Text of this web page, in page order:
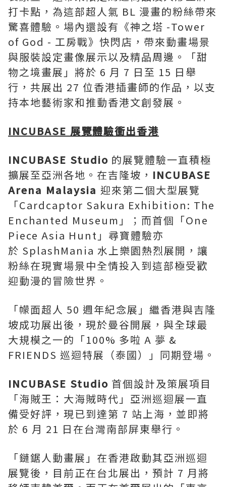
打卡點，為這部超人氣 BL 漫畫的粉絲帶來
驚喜體驗。場內還設有《神之塔 -Tower
of God - 工房戰》快閃店，帶來動畫場景
與服裝設定畫像展示以及精品周邊。「甜
物之境畫展」將於 6 月 7 日至 15 日舉
行，共展出 27 位香港插畫師的作品，以支
持本地藝術家和推動香港文創發展。
INCUBASE 展覽體驗衝出香港
INCUBASE Studio 的展覽體驗一直積極
擴展至亞洲各地。在吉隆坡， INCUBASE
Arena Malaysia 迎來第二個大型展覽
「Cardcaptor Sakura Exhibition: The
Enchanted Museum」；而首個「One
Piece Asia Hunt」尋寶體驗亦
於 SplashMania 水上樂園熱烈展開，讓
粉絲在現實場景中全情投入到這部極受歡
迎動漫的冒險世界。
「幪面超人 50 週年紀念展」繼香港與吉隆
坡成功展出後，現於曼谷開展，與全球最
大規模之一的「100% 多啦 A 夢 &
FRIENDS 巡迴特展（泰國）」同期登場。
INCUBASE Studio 首個設計及策展項目
「海賊王：大海賊時代」亞洲巡迴展一直
備受好評，現已到達第 7 站上海，並即將
於 6 月 21 日在台灣南部屏東舉行。
「鏈鋸人動畫展」在香港啟動其亞洲巡迴
展覽後，目前正在台北展出，預計 7 月將